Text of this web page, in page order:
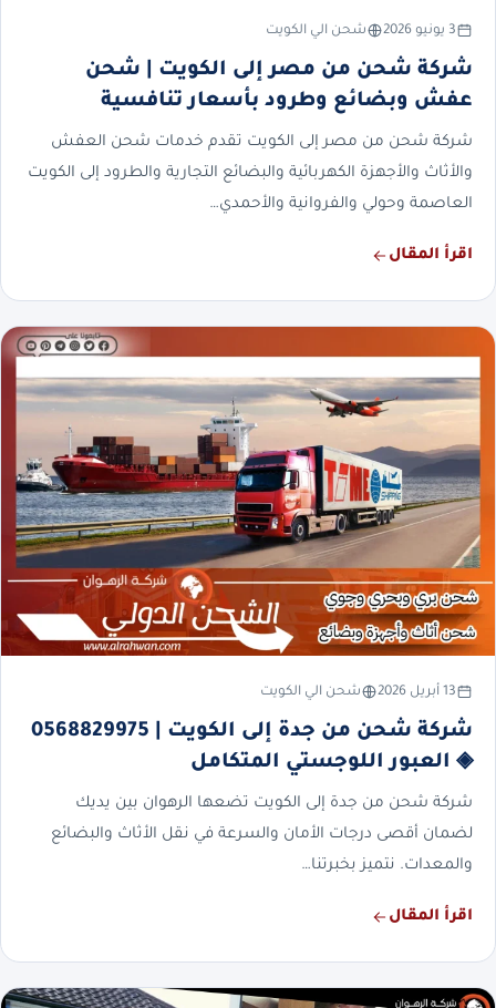
3 يونيو 2026 شحن الي الكويت
شركة شحن من مصر إلى الكويت | شحن
عفش وبضائع وطرود بأسعار تنافسية
شركة شحن من مصر إلى الكويت تقدم خدمات شحن العفش
والأثاث والأجهزة الكهربائية والبضائع التجارية والطرود إلى الكويت
العاصمة وحولي والفروانية والأحمدي…
اقرأ المقال
13 أبريل 2026 شحن الي الكويت
شركة شحن من جدة إلى الكويت | 0568829975
◈ العبور اللوجستي المتكامل
شركة شحن من جدة إلى الكويت تضعها الرهوان بين يديك
لضمان أقصى درجات الأمان والسرعة في نقل الأثاث والبضائع
والمعدات. نتميز بخبرتنا…
اقرأ المقال